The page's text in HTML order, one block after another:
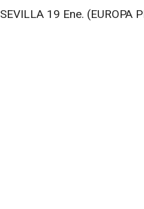
SEVILLA 19 Ene. (EUROPA